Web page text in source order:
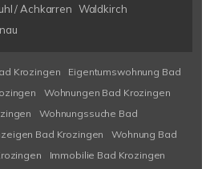
/ Achkarren Waldkirch
Krozingen
Eigentumswohnung Bad
Wohnungen Bad Krozingen
Wohnungssuche Bad
Bad Krozingen
Wohnung Bad
Immobilie Bad Krozingen